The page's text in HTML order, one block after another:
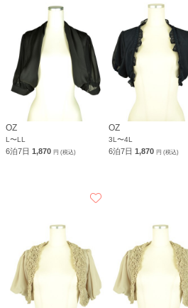
OZ
L〜LL
6泊7日 1,870 円 (税込)
OZ
3L〜4L
6泊7日1,870円 (税込)